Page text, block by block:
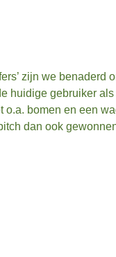
zijn we
huidige gebruiker
o.a. bomen en een
dan ook